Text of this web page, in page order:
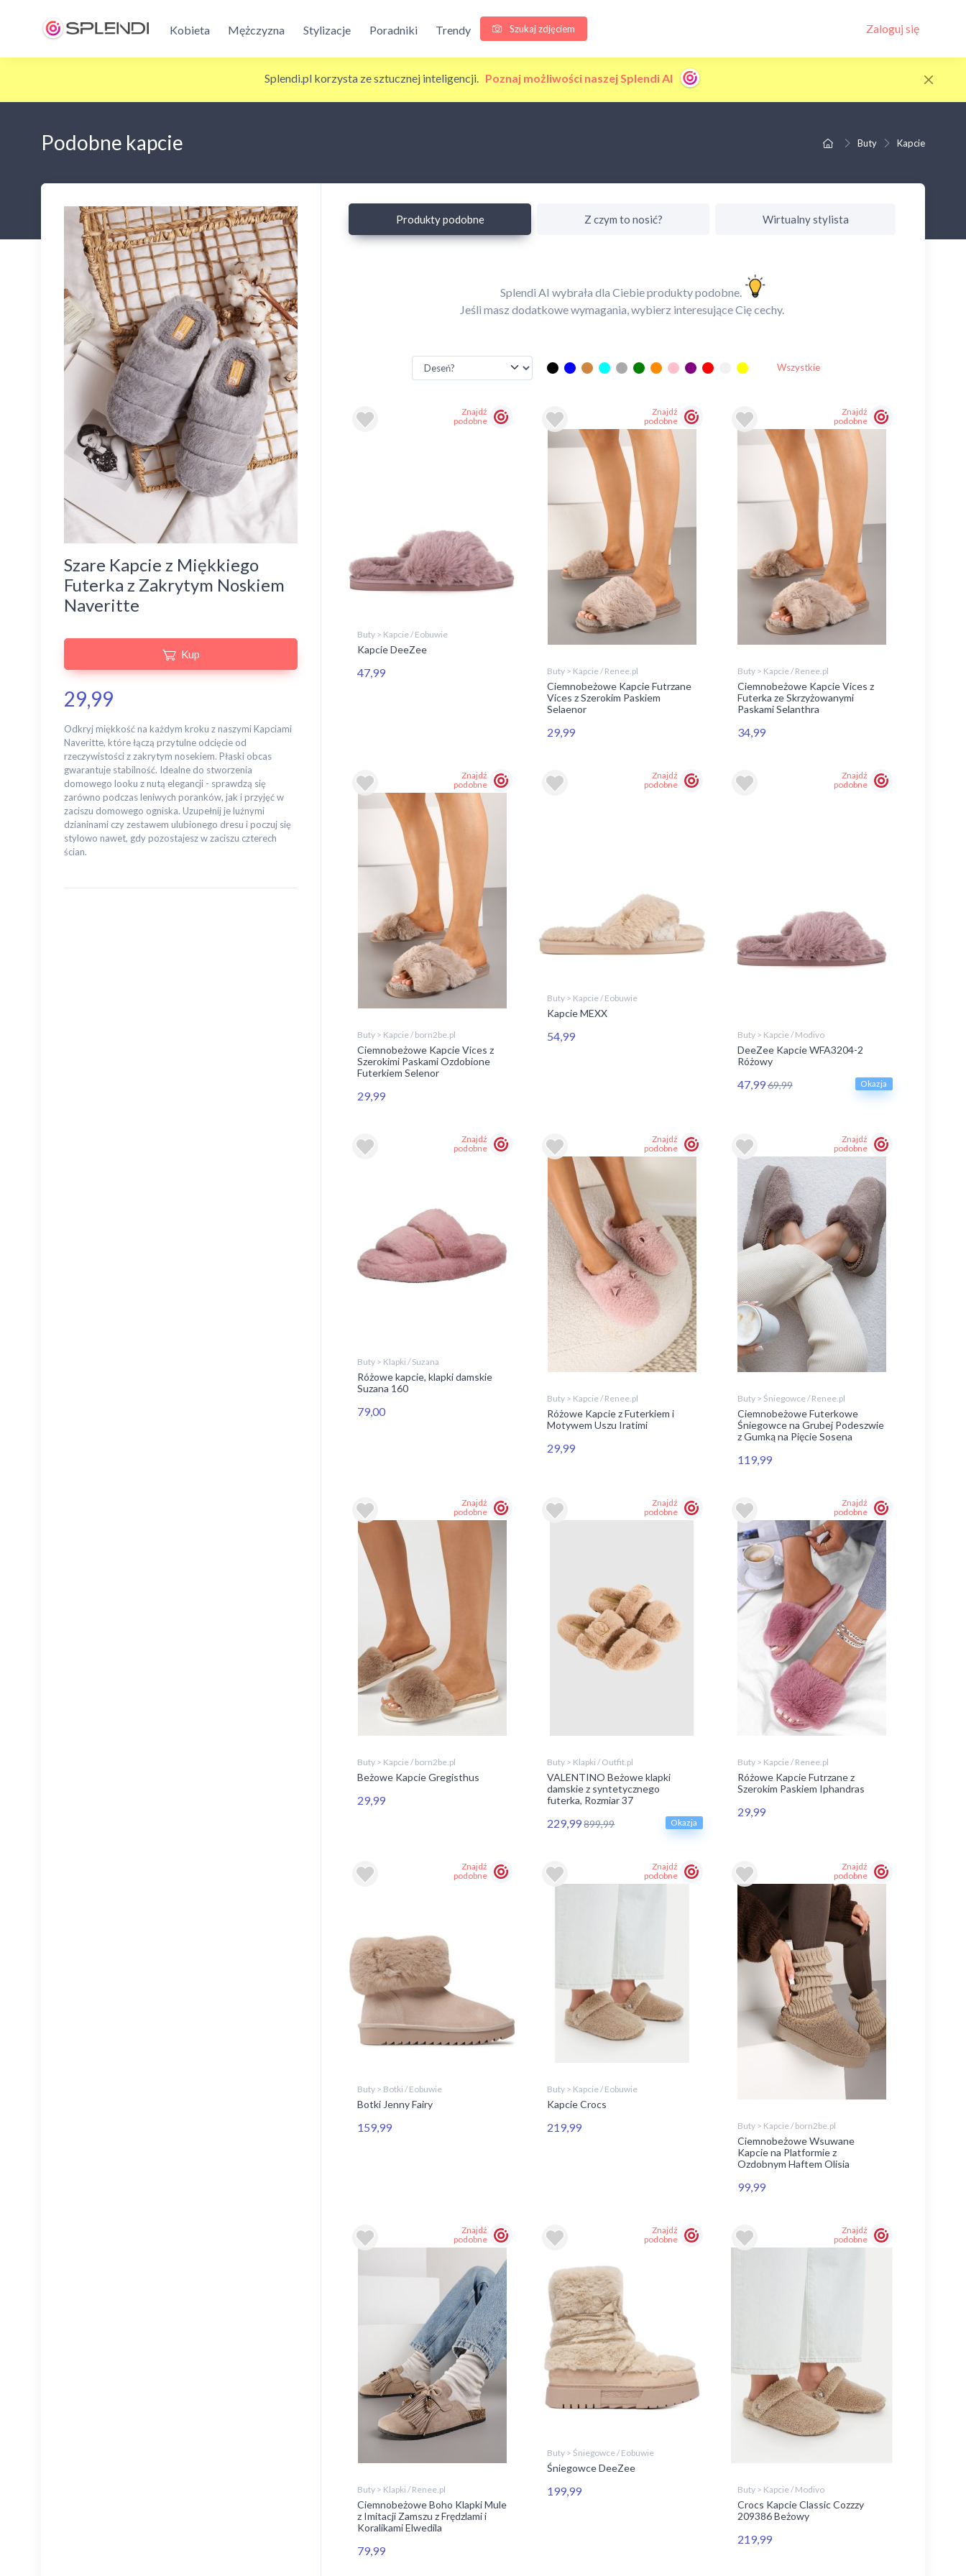
Kobieta Mężczyzna Stylizacje Poradniki Trendy Szukaj zdjęciem Zaloguj się
Splendi.pl korzysta ze sztucznej inteligencji. Poznaj możliwości naszej Splendi AI
Buty Kapcie
Podobne kapcie
Szare Kapcie z Miękkiego
Futerka z Zakrytym Noskiem
Naveritte
Kup
29,99
Odkryj miękkość na każdym kroku z naszymi Kapciami
Naveritte, które łączą przytulne odcięcie od
rzeczywistości z zakrytym nosekiem. Płaski obcas
gwarantuje stabilność. Idealne do stworzenia
domowego looku z nutą elegancji - sprawdzą się
zarówno podczas leniwych poranków, jak i przyjęć w
zaciszu domowego ogniska. Uzupełnij je luźnymi
dzianinami czy zestawem ulubionego dresu i poczuj się
stylowo nawet, gdy pozostajesz w zaciszu czterech
ścian.
Produkty podobne Z czym to nosić? Wirtualny stylista
Splendi AI wybrała dla Ciebie produkty podobne.
Jeśli masz dodatkowe wymagania, wybierz interesujące Cię cechy.
Wszystkie
Znajdź
podobne
Buty > Kapcie / Eobuwie
Kapcie DeeZee
47,99
Znajdź
podobne
Buty > Kapcie / Renee.pl
Ciemnobeżowe Kapcie Futrzane
Vices z Szerokim Paskiem
Selaenor
29,99
Znajdź
podobne
Buty > Kapcie / Renee.pl
Ciemnobeżowe Kapcie Vices z
Futerka ze Skrzyżowanymi
Paskami Selanthra
34,99
Znajdź
podobne
Buty > Kapcie / born2be.pl
Ciemnobeżowe Kapcie Vices z
Szerokimi Paskami Ozdobione
Futerkiem Selenor
29,99
Znajdź
podobne
Buty > Kapcie / Eobuwie
Kapcie MEXX
54,99
Okazja
Znajdź
podobne
Buty > Kapcie / Modivo
DeeZee Kapcie WFA3204-2
Różowy
47,9969,99
Znajdź
podobne
Buty > Klapki / Suzana
Różowe kapcie, klapki damskie
Suzana 160
79,00
Znajdź
podobne
Buty > Kapcie / Renee.pl
Różowe Kapcie z Futerkiem i
Motywem Uszu Iratimi
29,99
Znajdź
podobne
Buty > Śniegowce / Renee.pl
Ciemnobeżowe Futerkowe
Śniegowce na Grubej Podeszwie
z Gumką na Pięcie Sosena
119,99
Znajdź
podobne
Buty > Kapcie / born2be.pl
Beżowe Kapcie Gregisthus
29,99
Okazja
Znajdź
podobne
Buty > Klapki / Outfit.pl
VALENTINO Beżowe klapki
damskie z syntetycznego
futerka, Rozmiar 37
229,99899,99
Znajdź
podobne
Buty > Kapcie / Renee.pl
Różowe Kapcie Futrzane z
Szerokim Paskiem Iphandras
29,99
Znajdź
podobne
Buty > Botki / Eobuwie
Botki Jenny Fairy
159,99
Znajdź
podobne
Buty > Kapcie / Eobuwie
Kapcie Crocs
219,99
Znajdź
podobne
Buty > Kapcie / born2be.pl
Ciemnobeżowe Wsuwane
Kapcie na Platformie z
Ozdobnym Haftem Olisia
99,99
Znajdź
podobne
Buty > Klapki / Renee.pl
Ciemnobeżowe Boho Klapki Mule
z Imitacji Zamszu z Frędzlami i
Koralikami Elwedila
79,99
Znajdź
podobne
Buty > Śniegowce / Eobuwie
Śniegowce DeeZee
199,99
Znajdź
podobne
Buty > Kapcie / Modivo
Crocs Kapcie Classic Cozzzy
209386 Beżowy
219,99